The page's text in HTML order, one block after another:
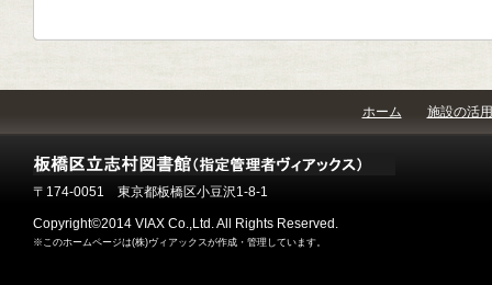
ホーム 施設の活用
〒174-0051 東京都板橋区小豆沢1-8-1
Copyright©2014 VIAX Co.,Ltd. All Rights Reserved.
※このホームページは(株)ヴィアックスが作成・管理しています。